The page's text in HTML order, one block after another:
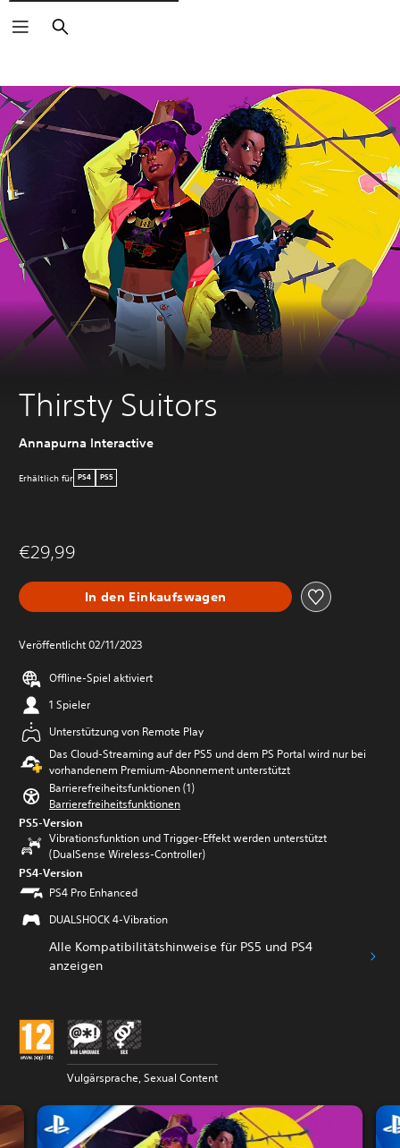
Suchen
Thirsty Suitors
Annapurna Interactive
Erhältlich für PS4 PS5
€29,99
In den Einkaufswagen
Veröffentlicht 02/11/2023
Offline-Spiel aktiviert
1 Spieler
Unterstützung von Remote Play
Das Cloud-Streaming auf der PS5 und dem PS Portal wird nur bei
vorhandenem Premium-Abonnement unterstützt
Barrierefreiheitsfunktionen (1)
Barrierefreiheitsfunktionen
PS5-Version
Vibrationsfunktion und Trigger-Effekt werden unterstützt
(DualSense Wireless-Controller)
PS4-Version
PS4 Pro Enhanced
DUALSHOCK 4-Vibration
Alle Kompatibilitätshinweise für PS5 und PS4
anzeigen
Vulgärsprache, Sexual Content